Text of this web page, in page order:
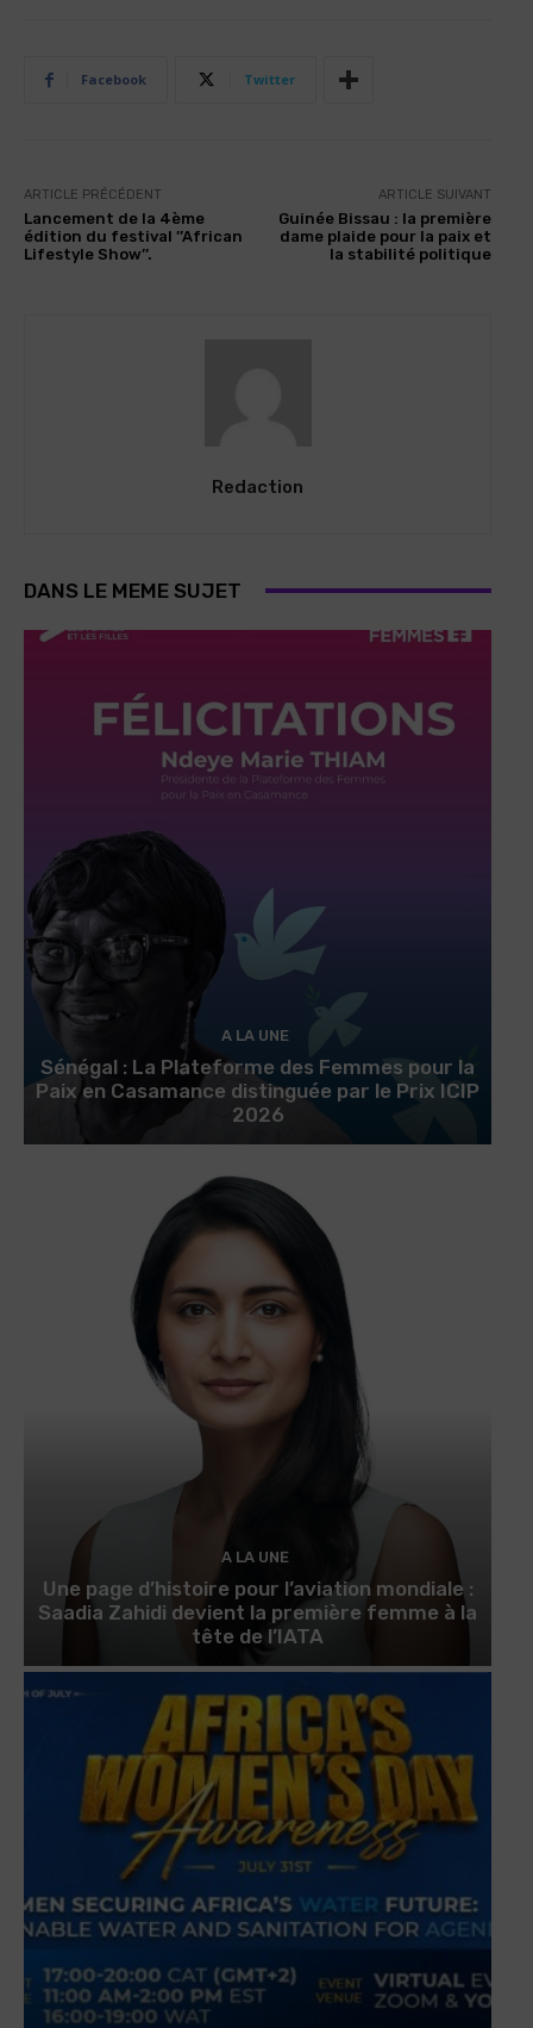
Facebook Twitter
ARTICLE PRÉCÉDENT
Lancement de la 4ème
édition du festival ’’African
Lifestyle Show’’.
ARTICLE SUIVANT
Guinée Bissau : la première
dame plaide pour la paix et
la stabilité politique
Redaction
DANS LE MEME SUJET
A LA UNE
Sénégal : La Plateforme des Femmes pour la
Paix en Casamance distinguée par le Prix ICIP
2026
A LA UNE
Une page d’histoire pour l’aviation mondiale :
Saadia Zahidi devient la première femme à la
tête de l’IATA